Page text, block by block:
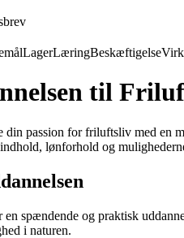
LagerLæringBeskæftigelse
til
din passion for friluftsliv med en
lønforhold og
en spændende og praktisk
i naturen.